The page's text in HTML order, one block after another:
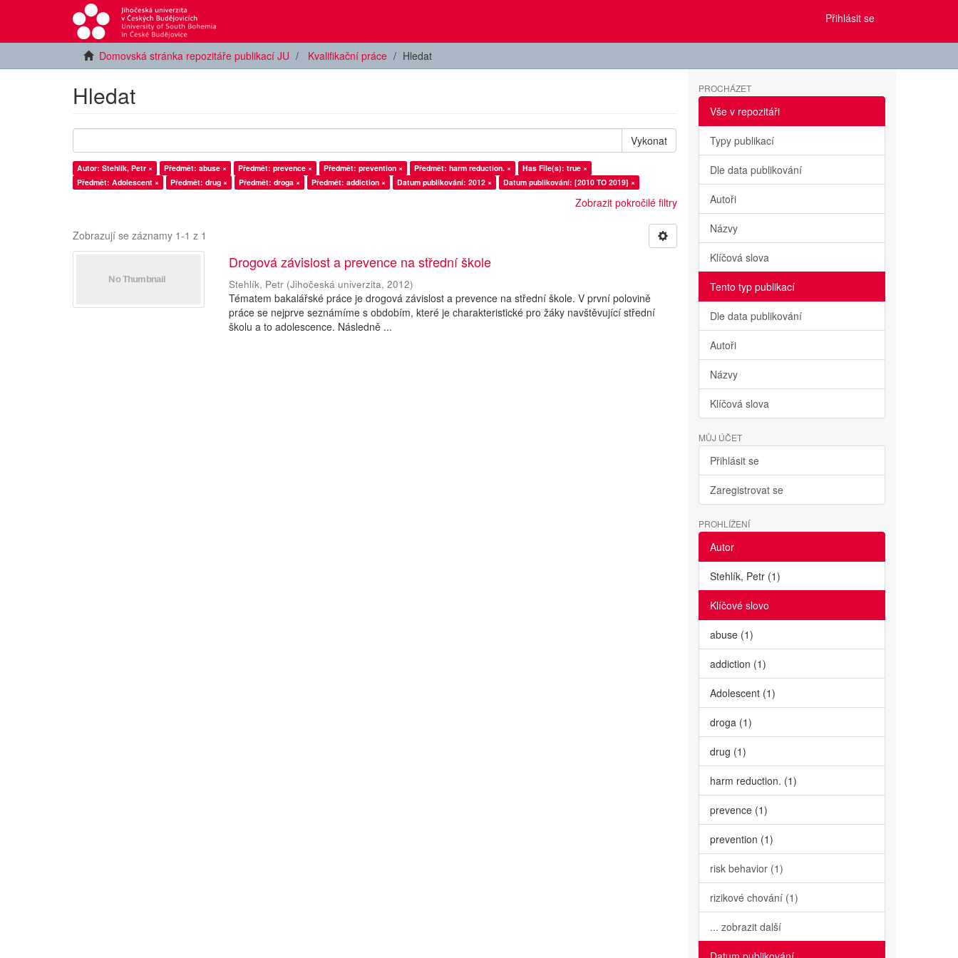
Přihlásit se
Domovská stránka repozitáře publikací JU Kvalifikační práce Hledat
Hledat
Vykonat
Autor: Stehlík, Petr × Předmět: abuse × Předmět: prevence × Předmět: prevention × Předmět: harm reduction. ×
Has File(s): true ×
Předmět: Adolescent ×
Předmět: drug × Předmět: droga × Předmět: addiction × Datum publikování: 2012 × Datum publikování: [2010 TO 2019] ×
Zobrazit pokročilé filtry
Zobrazují se záznamy 1-1 z 1
Drogová závislost a prevence na střední škole
Stehlík, Petr (Jihočeská univerzita,2012)
Tématem bakalářské práce je drogová závislost a prevence na střední škole. V první polovině
práce se nejprve seznámíme s obdobím, které je charakteristické pro žáky navštěvující střední
školu a to adolescence. Následně ...
PROCHÁZET
Vše v repozitáři
Typy publikací
Dle data publikování
Autoři
Názvy
Klíčová slova
Tento typ publikací
Dle data publikování
Autoři
Názvy
Klíčová slova
MŮJ ÚČET
Přihlásit se
Zaregistrovat se
PROHLÍŽENÍ
Autor
Stehlík, Petr (1)
Klíčové slovo
abuse (1)
addiction (1)
Adolescent (1)
droga (1)
drug (1)
harm reduction. (1)
prevence (1)
prevention (1)
risk behavior (1)
rizikové chování (1)
... zobrazit další